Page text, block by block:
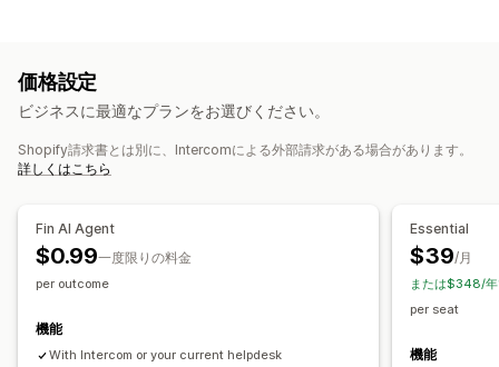
エージェント分析
カートリカバリー ディスカウント よくある質問
あいさつ
カスタマイズ
色とフォント 絵文字とスタンプ
営業時間
ウェルカムメッセージ
チャットの割り当て
ヘルプセンター
チケット発行 統合型インボックス 自動割り当て
価格設定
ビジネスに最適なプランをお選びください。
Shopify請求書とは別に、Intercomによる外部請求がある場合があります。
詳しくはこちら
Fin AI Agent
$0.99一度限りの料金
per outcome
機能
With Intercom or your current helpdesk
Essential
$39/月
または$348/
per seat
機能